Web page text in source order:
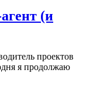
(и
проектов
я продолжаю